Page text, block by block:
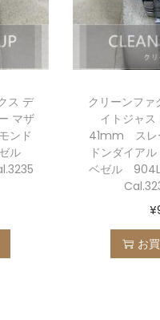
ス デ
マザ
ンド
ル
クリーンフ
イトジャ
41mm スレ
ドンダイア
ベゼル
¥
お